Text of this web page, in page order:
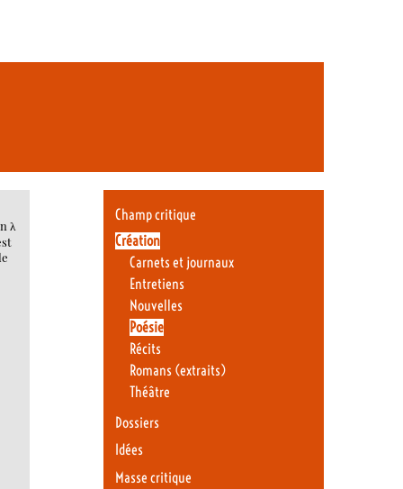
λ
Champ critique
Création
Carnets et journaux
Entretiens
Nouvelles
Poésie
Récits
Romans (extraits)
Théâtre
Dossiers
Idées
Masse critique